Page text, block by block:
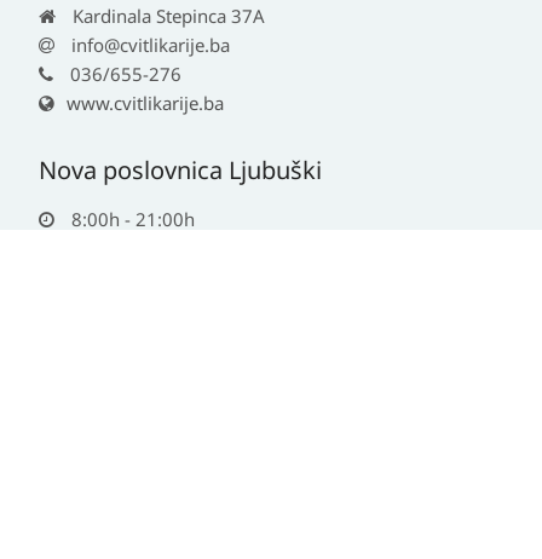
Kardinala Stepinca 37A
info@cvitlikarije.ba
036/655-276
www.cvitlikarije.ba
Nova poslovnica Ljubuški
8:00h - 21:00h